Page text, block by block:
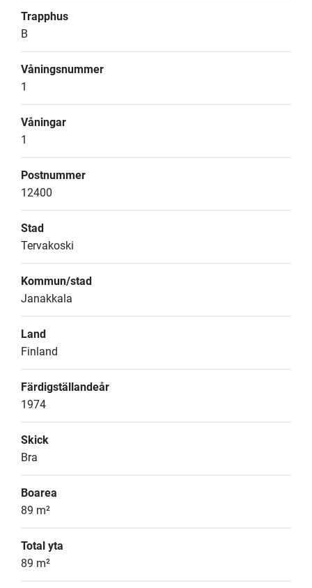
Trapphus
B
Våningsnummer
1
Våningar
1
Postnummer
12400
Stad
Tervakoski
Kommun/stad
Janakkala
Land
Finland
Färdigställandeår
1974
Skick
Bra
Boarea
89 m²
Total yta
89 m²